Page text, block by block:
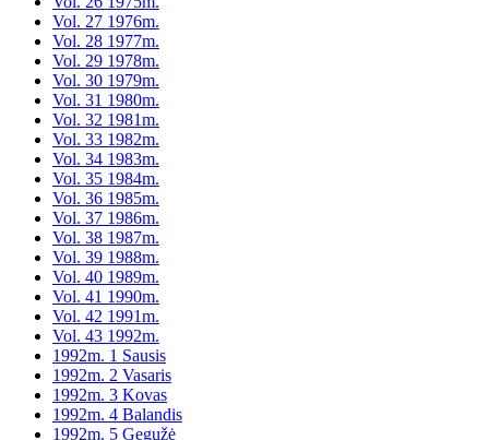
Vol. 27 1976m.
Vol. 28 1977m.
Vol. 29 1978m.
Vol. 30 1979m.
Vol. 31 1980m.
Vol. 32 1981m.
Vol. 33 1982m.
Vol. 34 1983m.
Vol. 35 1984m.
Vol. 36 1985m.
Vol. 37 1986m.
Vol. 38 1987m.
Vol. 39 1988m.
Vol. 40 1989m.
Vol. 41 1990m.
Vol. 42 1991m.
Vol. 43 1992m.
1992m. 1 Sausis
1992m. 2 Vasaris
1992m. 3 Kovas
1992m. 4 Balandis
1992m. 5 Gegužė